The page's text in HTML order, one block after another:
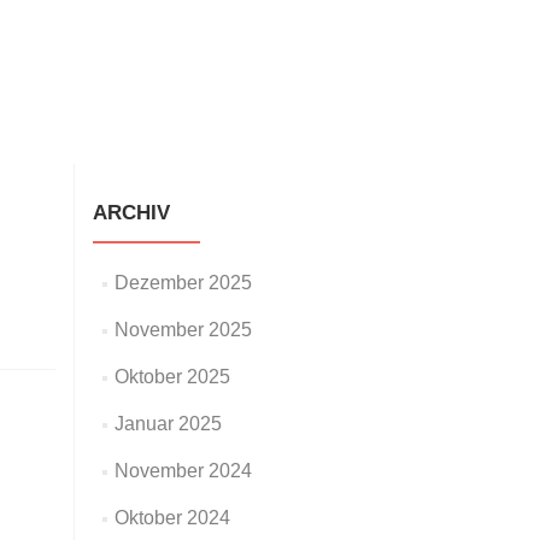
ARCHIV
Dezember 2025
November 2025
Oktober 2025
Januar 2025
November 2024
Oktober 2024